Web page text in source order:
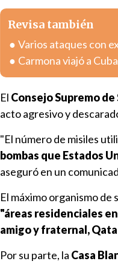
Revisa también
Varios ataques con
Carmona viajó a
El Consejo Supremo
acto agresivo y
"El número de misiles
bombas que Estados
aseguró en un
El máximo organismo
"áreas residenciales
amigo y fraternal,
Por su parte, la Casa